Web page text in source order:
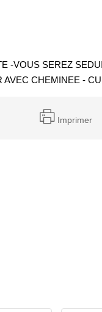
-VOUS SEREZ
AVEC CHEMINEE -
Imprimer